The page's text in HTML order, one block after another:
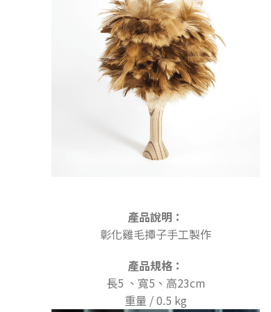
產品說明：
彰化雞毛撢子手工製作
產品規格：
長5 、寬5、高23cm
重量 / 0.5 kg